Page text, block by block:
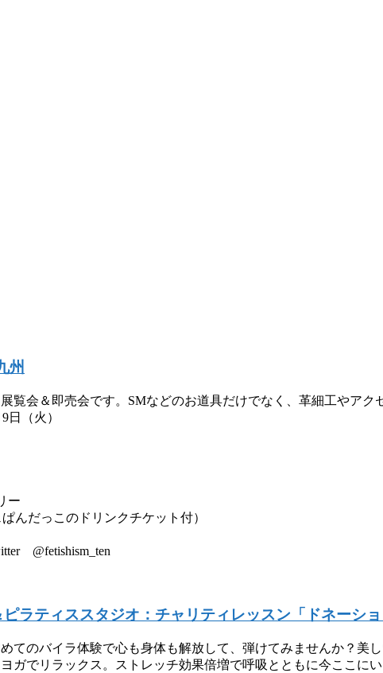
州
覧会＆即売会です。SMなどのお道具だけでなく、革細工やアク
日（火）
ー
んだっこのドリンクチケット付）
@fetishism_ten
ピラティススタジオ：チャリティレッスン「ドネーショ
てのバイラ体験で心も身体も解放して、弾けてみませんか？美
ガでリラックス。ストレッチ効果倍増で呼吸とともに今ここに